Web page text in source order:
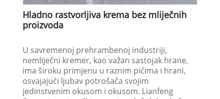
Hladno rastvorljiva krema bez mliječnih
proizvoda
U savremenoj prehrambenoj industriji,
nemliječni kremer, kao važan sastojak hrane,
ima široku primjenu u raznim pićima i hrani,
osvajajući ljubav potrošača svojim
jedinstvenim okusom i okusom. Lianfeng